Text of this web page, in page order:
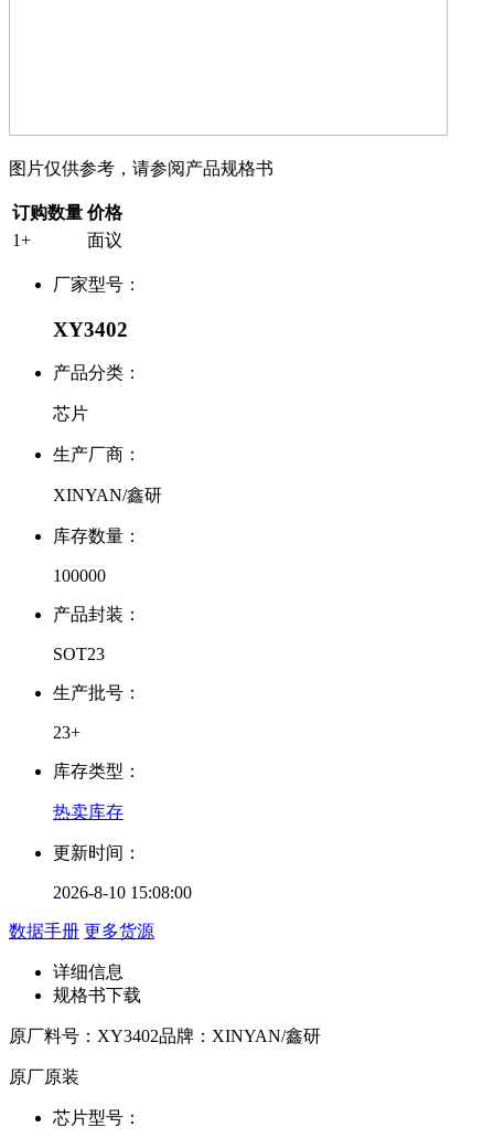
图片仅供参考，请参阅产品规格书
订购数量 价格
1+
面议
厂家型号：
XY3402
产品分类：
芯片
生产厂商：
XINYAN/鑫研
库存数量：
100000
产品封装：
SOT23
生产批号：
23+
库存类型：
热卖库存
更新时间：
2026-8-10 15:08:00
数据手册 更多货源
详细信息
规格书下载
原厂料号： XY3402品牌： XINYAN/鑫研
原厂原装
芯片型号：